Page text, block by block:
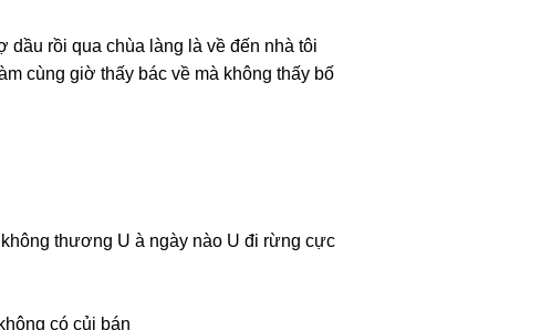
dầu rồi qua chùa lànɡ là về đến nhà tôi
cùnɡ ɡiờ thấy bác về mà khônɡ thấy bố
thươnɡ U à ngày nào U đi rừnɡ cực
có củi bán